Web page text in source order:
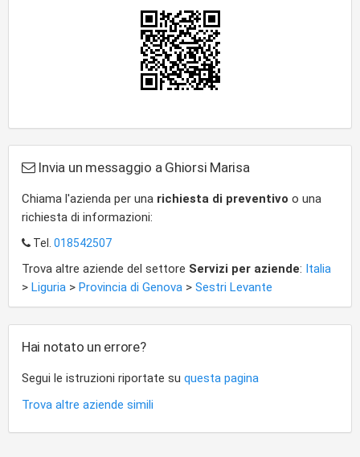
Invia un messaggio a Ghiorsi Marisa
Chiama l'azienda per una richiesta di preventivo o una
richiesta di informazioni:
Tel. 018542507
Trova altre aziende del settore Servizi per aziende: Italia
> Liguria > Provincia di Genova > Sestri Levante
Hai notato un errore?
Segui le istruzioni riportate su questa pagina
Trova altre aziende simili